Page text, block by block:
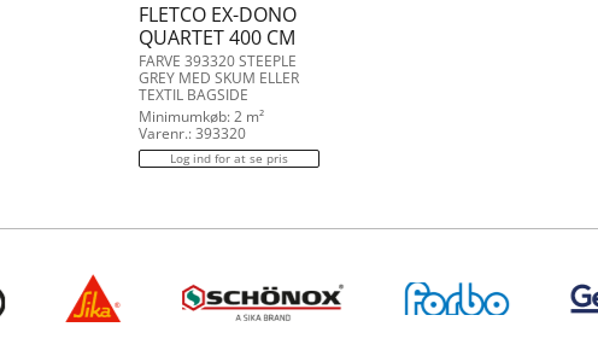
FLETCO EX-DONO
QUARTET 400 CM
FARVE 393320 STEEPLE
GREY MED SKUM ELLER
TEXTIL BAGSIDE
Minimumkøb: 2 m²
Varenr.: 393320
Log ind for at se pris